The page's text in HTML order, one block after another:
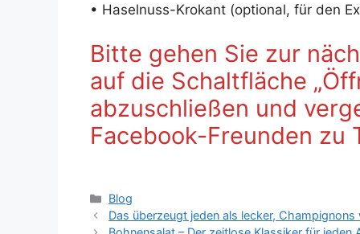
• Haselnuss-Krokant (optional, für den
Bitte gehen Sie zur
auf die Schaltfläche
abzuschließen und
Facebook-Freunden zu
Kategorien
Blog
Das überzeugt jeden als lecker,